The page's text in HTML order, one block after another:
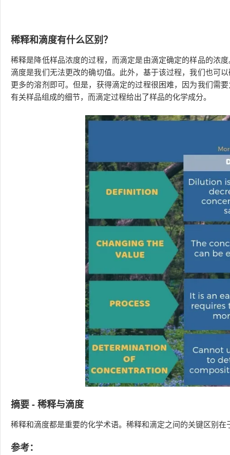
稀释和滴度有什么区别？
稀释是降低样品浓度的过程，而滴定是由滴定确定的样品的浓
滴度是我们无法更改的确切值。此外，基于该过程，我们也可
更多的溶剂即可。但是，获得滴定的过程很困难，因为我们需
有关样品组成的细节，而滴定过程给出了样品的化学成分。
摘要 - 稀释与滴度
稀释和滴度都是重要的化学术语。稀释和滴定之间的关键区别
参考：